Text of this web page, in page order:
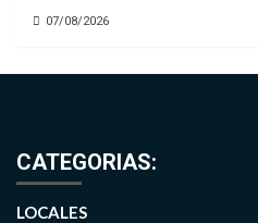
07/08/2026
CATEGORIAS:
LOCALES